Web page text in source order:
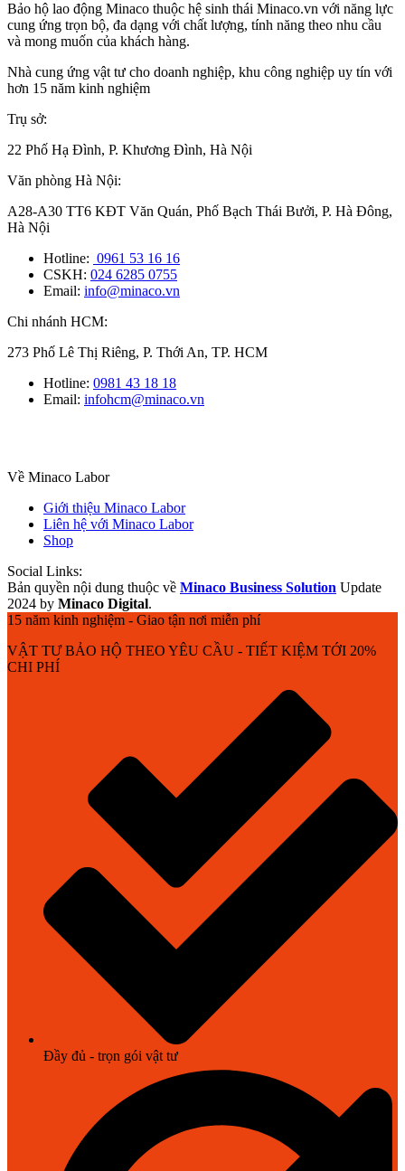
Bảo hộ lao động Minaco thuộc hệ sinh thái Minaco.vn với năng lực
cung ứng trọn bộ, đa dạng với chất lượng, tính năng theo nhu cầu
và mong muốn của khách hàng.
Nhà cung ứng vật tư cho doanh nghiệp, khu công nghiệp uy tín với
hơn 15 năm kinh nghiệm
Trụ sở:
22 Phố Hạ Đình, P. Khương Đình, Hà Nội
Văn phòng Hà Nội:
A28-A30 TT6 KĐT Văn Quán, Phố Bạch Thái Bưởi, P. Hà Đông,
Hà Nội
Hotline: 0961 53 16 16
CSKH: 024 6285 0755
Email: info@minaco.vn
Chi nhánh HCM:
273 Phố Lê Thị Riêng, P. Thới An, TP. HCM
Hotline: 0981 43 18 18
Email: infohcm@minaco.vn
Về Minaco Labor
Giới thiệu Minaco Labor
Liên hệ với Minaco Labor
Shop
Social Links:
Bản quyền nội dung thuộc về Minaco Business Solution Update
2024 by Minaco Digital.
15 năm kinh nghiệm - Giao tận nơi miễn phí
VẬT TƯ BẢO HỘ THEO YÊU CẦU - TIẾT KIỆM TỚI 20%
CHI PHÍ
Đầy đủ - trọn gói vật tư